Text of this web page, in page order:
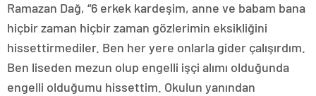
Ramazan Dağ, “6 erkek kardeşim, anne ve babam bana
hiçbir zaman hiçbir zaman gözlerimin eksikliğini
hissettirmediler. Ben her yere onlarla gider çalışırdım.
Ben liseden mezun olup engelli işçi alımı olduğunda
engelli olduğumu hissettim. Okulun yanından